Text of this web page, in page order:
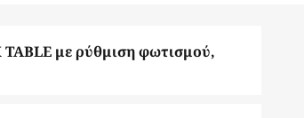
TABLE με ρύθμιση φωτισμού,